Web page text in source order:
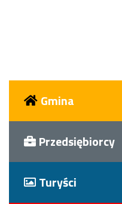
Gmina
Przedsiębiorcy
Turyści